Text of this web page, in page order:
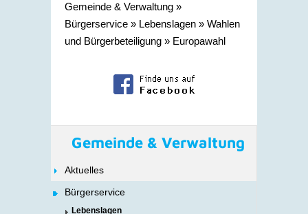
Gemeinde & Verwaltung »
Bürgerservice » Lebenslagen » Wahlen
und Bürgerbeteiligung » Europawahl
Gemeinde & Verwaltung
Aktuelles
Bürgerservice
Lebenslagen